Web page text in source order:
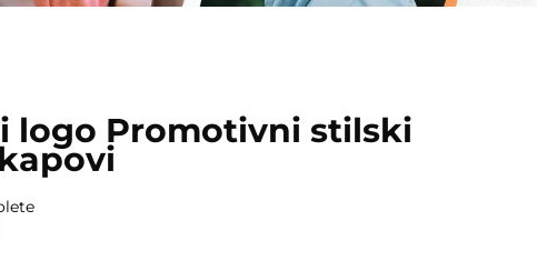
logo Promotivni stilski